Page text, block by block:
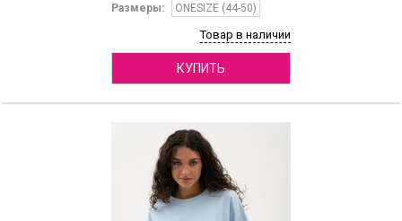
Размеры:
ONESIZE (44-50)
Товар в наличии
КУПИТЬ